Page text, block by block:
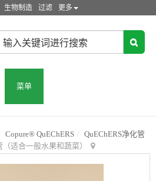
生物制造 过滤 更多
菜单
Copure® QuEChERS
QuEChERS净化管
适合一般水果和蔬菜）